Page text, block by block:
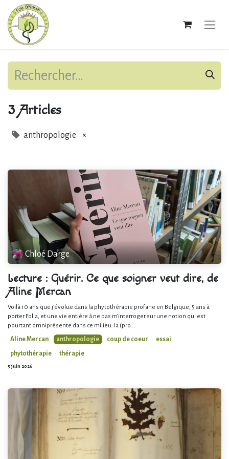
3 Articles
anthropologie ×
Chloé Darge
Lecture : Guérir. Ce que soigner veut dire, de
Aline Mercan
Voilà 10 ans que j’évolue dans la phytothérapie profane en Belgique, 5 ans à
porter Folia, et une vie entière à ne pas m’interroger sur une notion qui est
pourtant omniprésente dans ce milieu: la (pro...
Aline Mercan anthropologie coup de coeur
essai
phytothérapie
thérapie
5 juin 2026